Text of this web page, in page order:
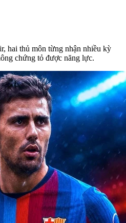
hai thủ môn từng nhận nhiều kỳ
chứng tỏ được năng lực.